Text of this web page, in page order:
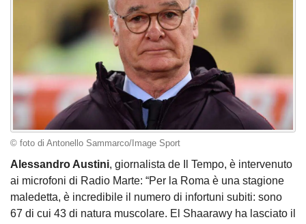
© foto di Antonello Sammarco/Image Sport
Alessandro Austini, giornalista de Il Tempo, è intervenuto
ai microfoni di Radio Marte: “Per la Roma è una stagione
maledetta, è incredibile il numero di infortuni subiti: sono
67 di cui 43 di natura muscolare. El Shaarawy ha lasciato il